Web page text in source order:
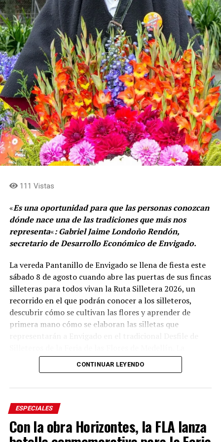
111 Vistas
«Es una oportunidad para que las personas conozcan
dónde nace una de las tradiciones que más nos
representa«: Gabriel Jaime Londoño Rendón,
secretario de Desarrollo Económico de Envigado.
La vereda Pantanillo de Envigado se llena de fiesta este
sábado 8 de agosto cuando abre las puertas de sus fincas
silleteras para todos vivan la Ruta Silletera 2026, un
recorrido en el que podrán conocer a los silleteros,
descubrir cómo se cultivan las flores y aprender de
primera mano cómo se elaboran las silletas que
jornada también ofrecerá gastronomía, música y otras
expresiones de la cultura campesina.
silleteras de la vereda Pantanillo estarán abiertas al
público. Allí, los visitantes podrán recorrer los espacios
donde las familias campesinas cultivan sus flores,
CONTINUAR LEYENDO
ESPECIALES
Con la obra Horizontes, la FLA lanza